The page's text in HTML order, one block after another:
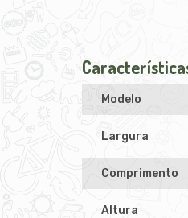
Modelo
Largura
Comprimento
Altura